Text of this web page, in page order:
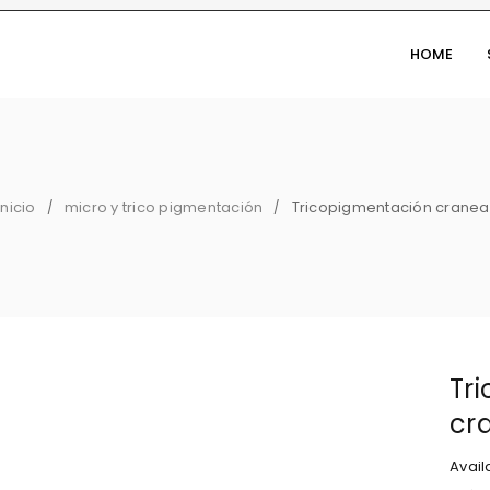
HOME
/ micro y trico pigmentación / Tricopigmentación